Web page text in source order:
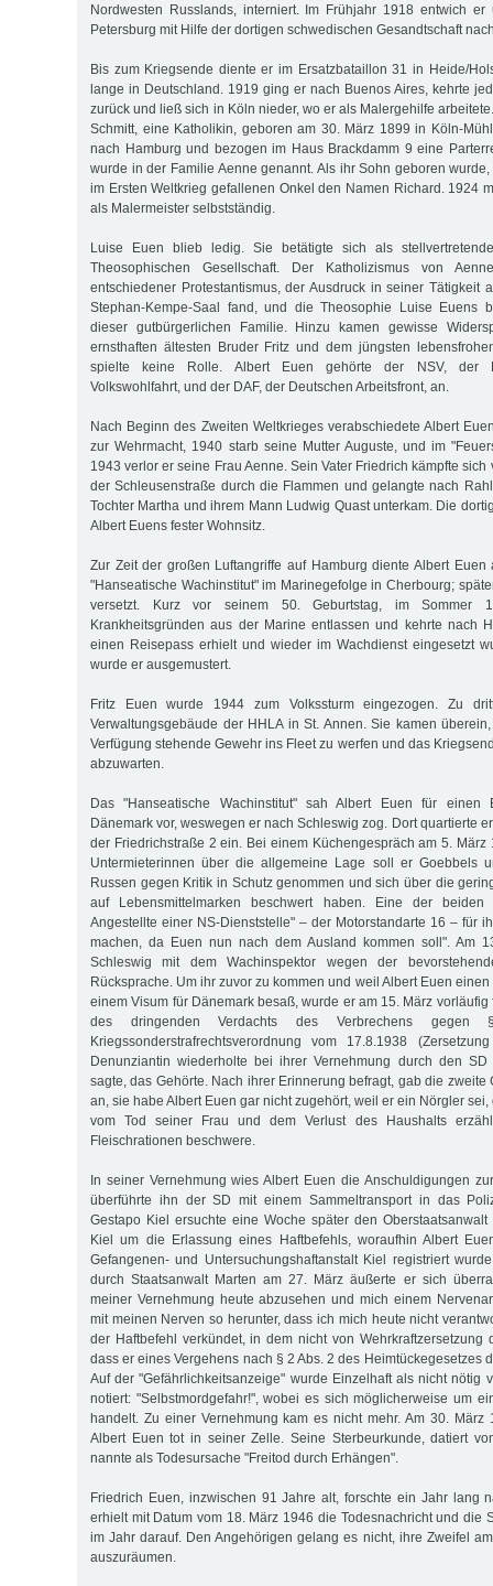
Nordwesten Russlands, interniert. Im Frühjahr 1918 entwich
Petersburg mit Hilfe der dortigen schwedischen Gesandtschaft
Bis zum Kriegsende diente er im Ersatzbataillon 31 in Heide/
lange in Deutschland. 1919 ging er nach Buenos Aires, kehrte
zurück und ließ sich in Köln nieder, wo er als Malergehilfe
Schmitt, eine Katholikin, geboren am 30. März 1899 in Köln-
nach Hamburg und bezogen im Haus Brackdamm 9 eine
wurde in der Familie Aenne genannt. Als ihr Sohn geboren
im Ersten Weltkrieg gefallenen Onkel den Namen Richard. 1924
als Malermeister selbstständig.
Luise Euen blieb ledig. Sie betätigte sich als
Theosophischen Gesellschaft. Der Katholizismus von
entschiedener Protestantismus, der Ausdruck in seiner Tätigkeit
Stephan-Kempe-Saal fand, und die Theosophie Luise Euens
dieser gutbürgerlichen Familie. Hinzu kamen gewisse
ernsthaften ältesten Bruder Fritz und dem jüngsten
spielte keine Rolle. Albert Euen gehörte der NSV, der
Volkswohlfahrt, und der DAF, der Deutschen Arbeitsfront, an.
Nach Beginn des Zweiten Weltkrieges verabschiedete Albert
zur Wehrmacht, 1940 starb seine Mutter Auguste, und im
1943 verlor er seine Frau Aenne. Sein Vater Friedrich kämpfte
der Schleusenstraße durch die Flammen und gelangte nach
Tochter Martha und ihrem Mann Ludwig Quast unterkam. Die
Albert Euens fester Wohnsitz.
Zur Zeit der großen Luftangriffe auf Hamburg diente Albert Euen
"Hanseatische Wachinstitut" im Marinegefolge in Cherbourg;
versetzt. Kurz vor seinem 50. Geburtstag, im Sommer
Krankheitsgründen aus der Marine entlassen und kehrte nach
einen Reisepass erhielt und wieder im Wachdienst eingesetzt
wurde er ausgemustert.
Fritz Euen wurde 1944 zum Volkssturm eingezogen. Zu
Verwaltungsgebäude der HHLA in St. Annen. Sie kamen
Verfügung stehende Gewehr ins Fleet zu werfen und das
abzuwarten.
Das "Hanseatische Wachinstitut" sah Albert Euen für
Dänemark vor, weswegen er nach Schleswig zog. Dort quartierte
der Friedrichstraße 2 ein. Bei einem Küchengespräch am 5. März
Untermieterinnen über die allgemeine Lage soll er Goebbels
Russen gegen Kritik in Schutz genommen und sich über die
auf Lebensmittelmarken beschwert haben. Eine der
Angestellte einer NS-Dienststelle" – der Motorstandarte 16 – für
machen, da Euen nun nach dem Ausland kommen soll". Am
Schleswig mit dem Wachinspektor wegen der
Rücksprache. Um ihr zuvor zu kommen und weil Albert Euen
einem Visum für Dänemark besaß, wurde er am 15. März
des dringenden Verdachts des Verbrechens
Kriegssonderstrafrechtsverordnung vom 17.8.1938
Denunziantin wiederholte bei ihrer Vernehmung durch den
sagte, das Gehörte. Nach ihrer Erinnerung befragt, gab die zweite
an, sie habe Albert Euen gar nicht zugehört, weil er ein Nörgler
vom Tod seiner Frau und dem Verlust des Haushalts
Fleischrationen beschwere.
In seiner Vernehmung wies Albert Euen die Anschuldigungen
überführte ihn der SD mit einem Sammeltransport in das
Gestapo Kiel ersuchte eine Woche später den
Kiel um die Erlassung eines Haftbefehls, woraufhin Albert
Gefangenen- und Untersuchungshaftanstalt Kiel registriert
durch Staatsanwalt Marten am 27. März äußerte er sich
meiner Vernehmung heute abzusehen und mich einem
mit meinen Nerven so herunter, dass ich mich heute nicht
der Haftbefehl verkündet, in dem nicht von Wehr­kraftzersetzung
dass er eines Vergehens nach § 2 Abs. 2 des Heimtückegesetzes
Auf der "Gefährlichkeitsanzeige" wurde Einzelhaft als nicht nötig
notiert: "Selbstmordgefahr!", wobei es sich möglicherweise um
handelt. Zu einer Vernehmung kam es nicht mehr. Am 30. März
Albert Euen tot in seiner Zelle. Seine Sterbeurkunde, datiert
nannte als Todesursache "Freitod durch Erhängen".
Friedrich Euen, inzwischen 91 Jahre alt, forschte ein Jahr lang
erhielt mit Datum vom 18. März 1946 die Todesnachricht und die
im Jahr darauf. Den Angehörigen gelang es nicht, ihre Zweifel
auszuräumen.